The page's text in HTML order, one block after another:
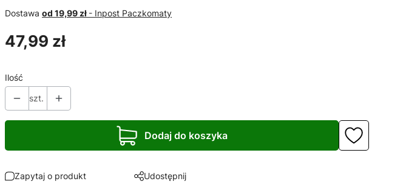
Dostawa od 19,99 zł - Inpost Paczkomaty
Cena
47,99 zł
Ilość
szt.
Dodaj do koszyka
Zapytaj o produkt Udostępnij